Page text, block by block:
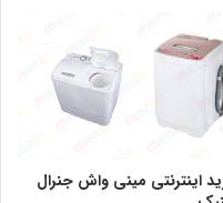
اینترنتی مینی واش جنرال